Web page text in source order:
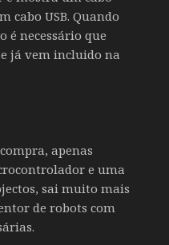
cabo USB. Quando
é necessário que
já vem incluido na
apenas
e uma
sai muito mais
de robots com